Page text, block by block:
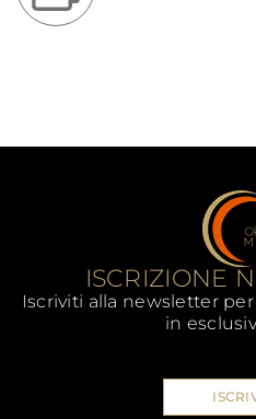
ISCRIZIONE
Iscriviti alla newsletter
in